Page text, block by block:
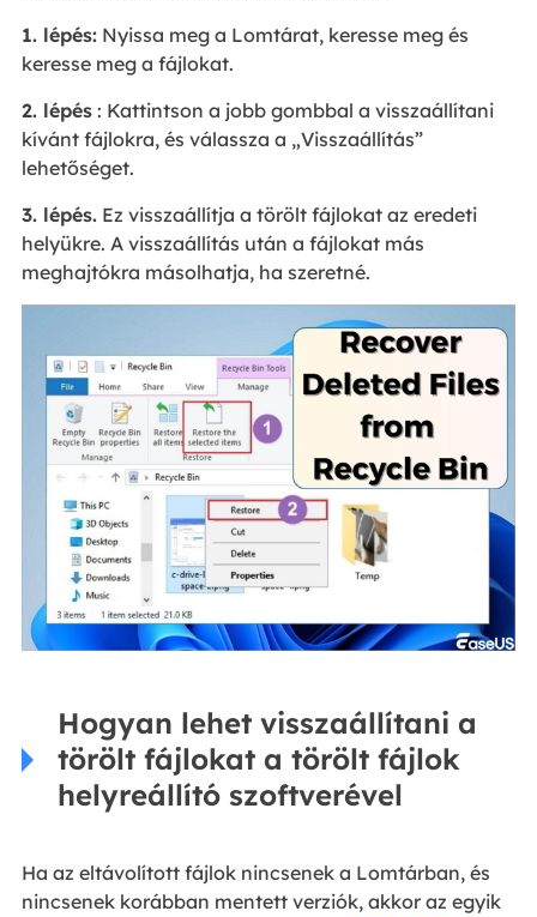
1. lépés:Nyissa meg a Lomtárat, keresse meg és
keresse meg a fájlokat.
2. lépés: Kattintson a jobb gombbal a visszaállítani
kívánt fájlokra, és válassza a „Visszaállítás”
lehetőséget.
3. lépés.Ez visszaállítja a törölt fájlokat az eredeti
helyükre. A visszaállítás után a fájlokat más
meghajtókra másolhatja, ha szeretné.
Hogyan lehet visszaállítani a
törölt fájlokat a törölt fájlok
helyreállító szoftverével
Ha az eltávolított fájlok nincsenek a Lomtárban, és
nincsenek korábban mentett verziók, akkor az egyik